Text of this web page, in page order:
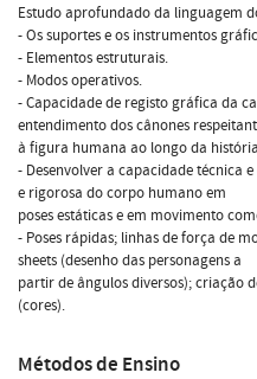
Estudo aprofundado da linguagem
- Os suportes e os instrumentos
- Elementos estruturais.
- Modos operativos.
- Capacidade de registo gráfica da
entendimento dos cânones
à figura humana ao longo da
- Desenvolver a capacidade técnica
e rigorosa do corpo humano em
poses estáticas e em movimento
- Poses rápidas; linhas de força de
sheets (desenho das personagens a
partir de ângulos diversos); criação
(cores).
Métodos de Ensino